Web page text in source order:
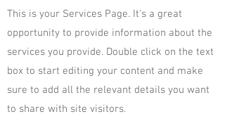
This is your Services Page. It's a great
opportunity to provide information about the
services you provide. Double click on the text
box to start editing your content and make
sure to add all the relevant details you want
to share with site visitors.